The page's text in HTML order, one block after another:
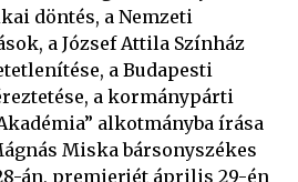
döntés, a Nemzeti
a József Attila Színház
a Budapesti
a kormánypárti
alkotmányba írása
Miska bársonyszékes
án, premierjét április 29-én